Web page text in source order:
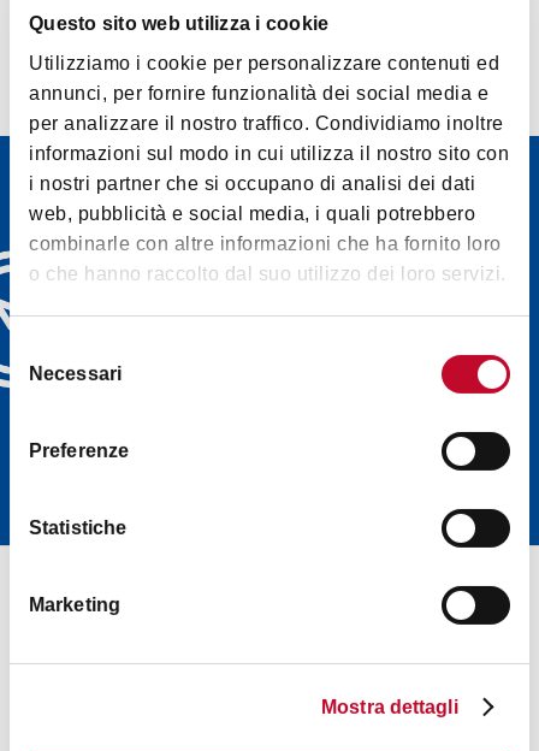
Questo sito web utilizza i cookie
Utilizziamo i cookie per personalizzare contenuti ed
annunci, per fornire funzionalità dei social media e
per analizzare il nostro traffico. Condividiamo inoltre
informazioni sul modo in cui utilizza il nostro sito con
i nostri partner che si occupano di analisi dei dati
web, pubblicità e social media, i quali potrebbero
combinarle con altre informazioni che ha fornito loro
o che hanno raccolto dal suo utilizzo dei loro servizi.
delNecessari
Preferenze
Statistiche
Marketing
Mostra dettagli
Boletín
Descubre los boletines
informativos de Bologna
te convenga: eventos,
consejos, visitas guiadas
directamente en tu bandeja